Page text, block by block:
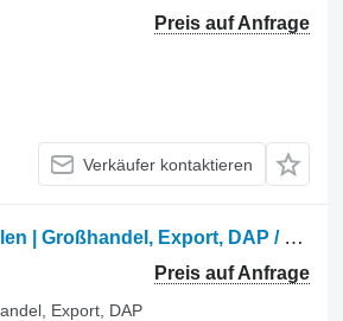
Preis auf Anfrage
Verkäufer kontaktieren
Raps­schrot (Pelletiert und Nicht-Pelletiert) — Ukraine & Polen | Großhandel, Export, DAP / DDP
Preis auf Anfrage
Export, DAP